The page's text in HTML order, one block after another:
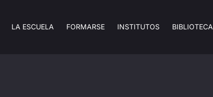
LA ESCUELA FORMARSE INSTITUTOS BIBLIOTECA